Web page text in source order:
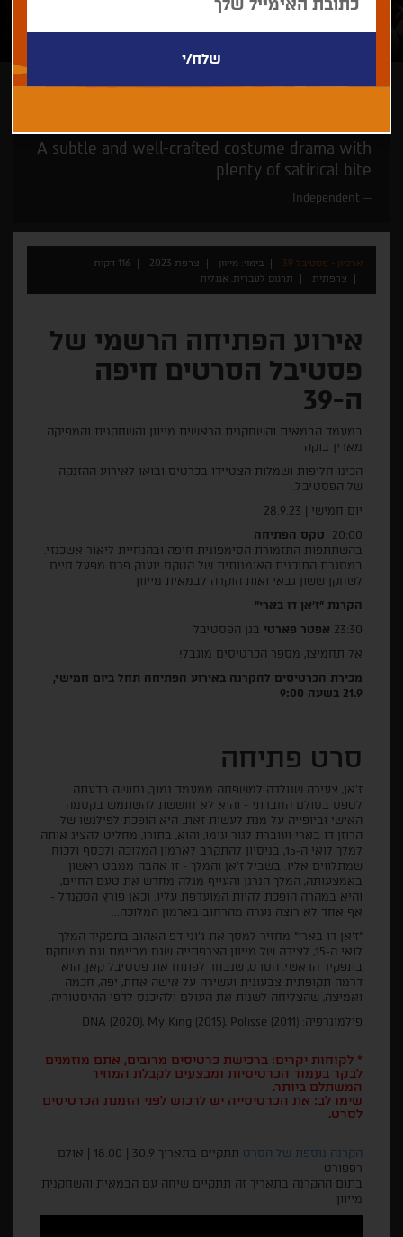
A subtle and well-crafted costume drama with
plenty of satirical bite
Independent
ארכיון - פסטיבל 39 בימוי: מייוון צרפת 2023
116 דקות
צרפתית
תרגום לעברית, אנגלית
אירוע הפתיחה הרשמי של
פסטיבל הסרטים חיפה
ה-39
במעמד הבמאית והשחקנית הראשית מייוון והשחקנית והמפיקה
מארין בוקה
הכינו חליפות ושמלות הצטיידו בכרטיס ובואו לאירוע ההזנקה
של הפסטיבל.
יום חמישי | 28.9.23
20:00
טקס הפתיחה
בהשתתפות התזמורת הסימפונית חיפה ובהנחיית ליאור אשכנזי.
במסגרת התוכנית האומנותית של הטקס יוענק פרס מפעל חיים
לשחקן ששון גבאי ואות הוקרה לבמאית מייוון
הקרנת "ז'אן דו בארי"
23:30 אפטר פארטי בגן הפסטיבל
אל תחמיצו, מספר הכרטיסים מוגבל!
מכירת הכרטיסים להקרנה באירוע הפתיחה תחל ביום חמישי,
21.9 בשעה 9:00
סרט פתיחה
ז'אן, צעירה שנולדה למשפחה ממעמד נמוך, נחושה בדעתה
לטפס בסולם החברתי - והיא לא חוששת להשתמש בקסמה
האישי וביופייה על מנת לעשות זאת. היא הופכת לפילגשו של
הרוזן דו בארי ועוברת לגור עימו, והוא, בתורו, מחליט להציג אותה
למלך לואי ה-15, בניסיון להתקרב לארמון המלוכה ולכסף ולכוח
שמתלווים אליו. בשביל ז'אן והמלך - זו אהבה ממבט ראשון.
באמצעותה, המלך הנרגן והעייף מגלה מחדש את טעם החיים,
והיא במהרה הופכת להיות המועדפת עליו. וכאן פורץ הסקנדל -
אף אחד לא רוצה נערה מהרחוב בארמון המלוכה...
"ז'אן דו בארי" מחזיר למסך את ג'וני דפ האהוב בתפקיד המלך
לואי ה-15, לצידה של מייוון הצרפתייה שגם מביימת וגם משחקת
בתפקיד הראשי. הסרט, שנבחר לפתוח את פסטיבל קאן, הוא
דרמה תקופתית צבעונית ועשירה על אישה אחת, יפה, חכמה
ואמיצה, שהצליחה לשנות את העולם ולהיכנס לדפי ההיסטוריה.
פילמוגרפיה: DNA (2020), My King (2015), Polisse (2011)
* לקוחות יקרים: ברכישת כרטיסים מרובים, אתם מוזמנים
לבקר בעמוד הכרטיסיות ומבצעים לקבלת המחיר
המשתלם ביותר.
שימו לב: את הכרטיסייה יש לרכוש לפני הזמנת הכרטיסים
לסרט.
הקרנה נוספת של הסרט
תתקיים בתאריך 30.9 | 18:00 | אולם
רפפורט
בתום ההקרנה בתאריך זה תתקיים שיחה עם הבמאית והשחקנית
מייוון